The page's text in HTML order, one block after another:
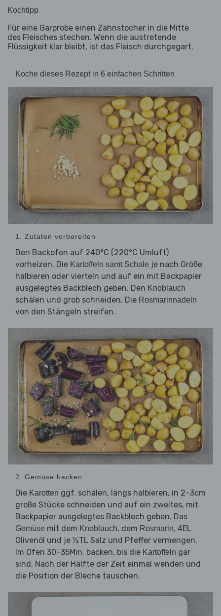
Kochtipp
Für eine Garprobe einen Zahnstocher in die Mitte
des Fleisches stechen. Wenn die austretende
Flüssigkeit klar bleibt, ist das Fleisch durchgegart.
Koche dieses Rezept in 6 einfachen Schritten
1. Zutaten vorbereiten
Den Backofen auf 240°C (220°C Umluft)
vorheizen. Die Kartoffeln samt Schale je nach Größe
halbieren oder vierteln und auf ein mit Backpapier
ausgelegtes Backblech geben. Den Knoblauch
schälen und grob schneiden. Die Rosmarinnadeln
von den Stängeln streifen.
2. Gemüse backen
Die Karotten ggf. schälen, längs halbieren, in 2–3cm
große Stücke schneiden und auf ein zweites, mit
Backpapier ausgelegtes Backblech geben. Das
Gemüse mit dem Knoblauch, dem Rosmarin, 4EL
Olivenöl und je ½TL Salz und Pfeffer vermengen.
Im Ofen 30–35Min. backen, bis die Kartoffeln gar
sind. Nach der Hälfte der Zeit einmal wenden und
die Position der Bleche tauschen.